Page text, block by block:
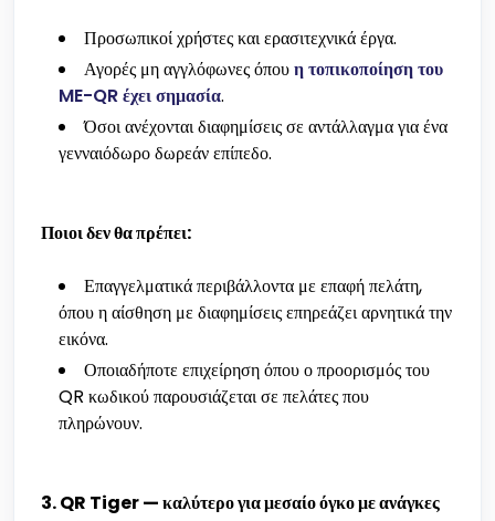
Προσωπικοί χρήστες και ερασιτεχνικά έργα.
Αγορές μη αγγλόφωνες όπουη τοπικοποίηση του
ME-QR έχει σημασία.
Όσοι ανέχονται διαφημίσεις σε αντάλλαγμα για ένα
γενναιόδωρο δωρεάν επίπεδο.
Ποιοι δεν θα πρέπει:
Επαγγελματικά περιβάλλοντα με επαφή πελάτη,
όπου η αίσθηση με διαφημίσεις επηρεάζει αρνητικά την
εικόνα.
Οποιαδήποτε επιχείρηση όπου ο προορισμός του
QR κωδικού παρουσιάζεται σε πελάτες που
πληρώνουν.
3. QR Tiger — καλύτερο για μεσαίο όγκο με ανάγκες